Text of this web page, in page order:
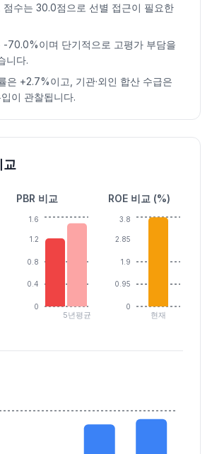
점수는 30.0점으로 선별 접근이 필요한
-70.0%이며 단기적으로 고평가 부담을
니다.
은 +2.7%이고, 기관·외인 합산 수급은
이 관찰됩니다.
PBR 비교
5년평균
0
0.4
0.8
1.2
1.6
ROE 비교 (%)
현재
0
0.95
1.9
2.85
3.8